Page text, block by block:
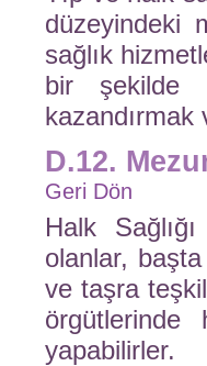
düzeyindeki
sağlık
bir şekilde
kazandırmak
D.12.
Geri Dön
Halk
olanlar, başta
ve taşra
örgütlerinde
yapabilirler.